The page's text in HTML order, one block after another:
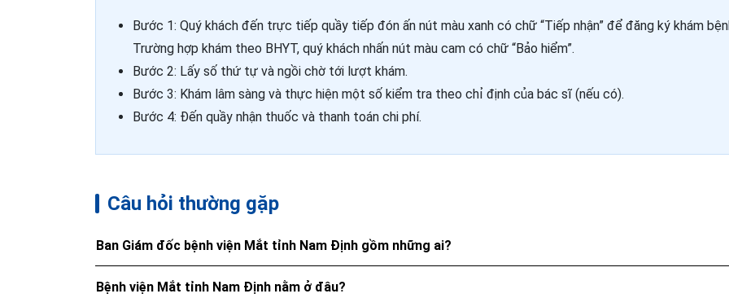
Bước 1: Quý khách đến trực tiếp quầy tiếp đón ấn nút màu xanh có chữ “Tiếp nhận” để đăng ký khám
Trường hợp khám theo BHYT, quý khách nhấn nút màu cam có chữ “Bảo hiểm”.
Bước 2: Lấy số thứ tự và ngồi chờ tới lượt khám.
Bước 3: Khám lâm sàng và thực hiện một số kiểm tra theo chỉ định của bác sĩ (nếu có).
Bước 4: Đến quầy nhận thuốc và thanh toán chi phí.
Câu hỏi thường gặp
Ban Giám đốc bệnh viện Mắt tỉnh Nam Định gồm những ai?
Bệnh viện Mắt tỉnh Nam Định nằm ở đâu?